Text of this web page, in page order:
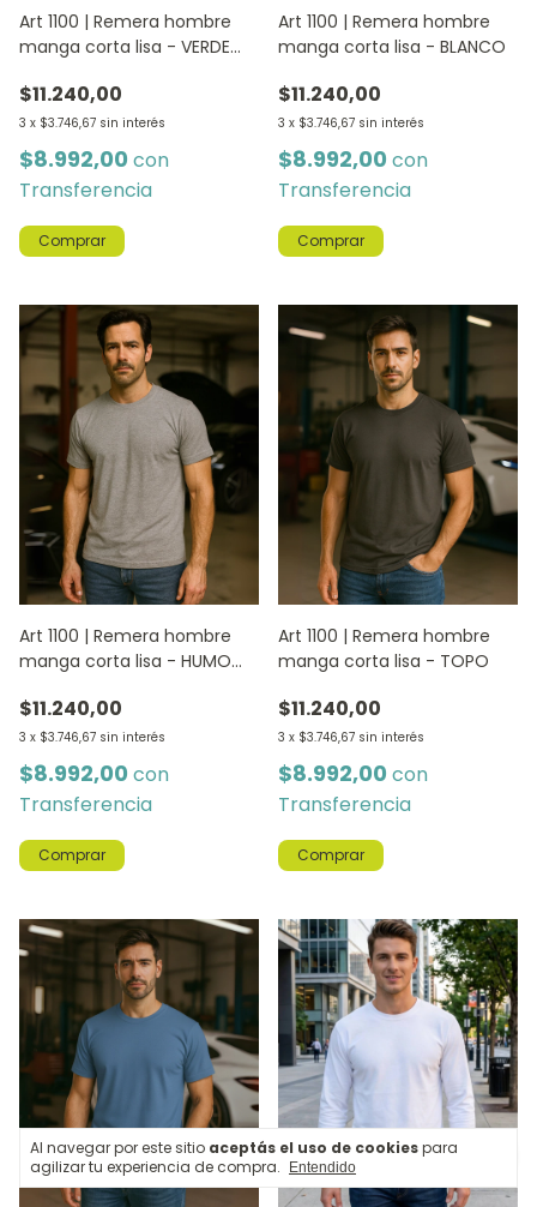
Al navegar por este sitio aceptás el uso de cookiespara
agilizar tu experiencia de compra.
Entendido
Art 1100 | Remera hombre
manga corta lisa - VERDE
$11.240,00
3 x $3.746,67 sin interés
$8.992,00 con
Transferencia
Comprar
Art 1100 | Remera hombre
manga corta lisa - BLANCO
$11.240,00
3 x $3.746,67 sin interés
$8.992,00 con
Transferencia
Comprar
Art 1100 | Remera hombre
manga corta lisa - HUMO
$11.240,00
3 x $3.746,67 sin interés
$8.992,00 con
Transferencia
Comprar
Art 1100 | Remera hombre
manga corta lisa - TOPO
$11.240,00
3 x $3.746,67 sin interés
$8.992,00 con
Transferencia
Comprar